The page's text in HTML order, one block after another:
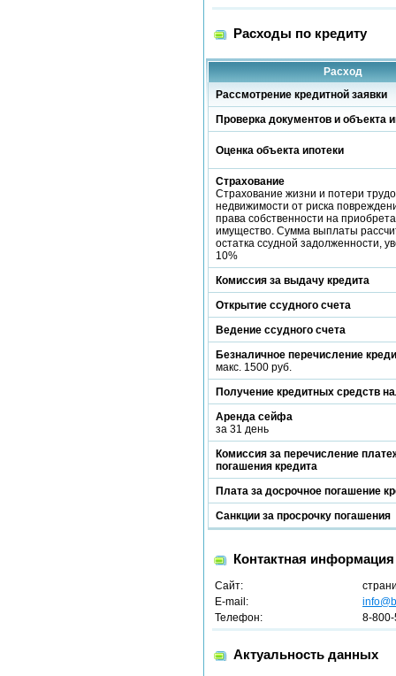
Расходы по кредиту
Расход
Рассмотрение кредитной заявки
Проверка документов и объекта
Оценка объекта ипотеки
Страхование
Страхование жизни и потери
недвижимости от риска
права собственности на
имущество. Сумма выплаты
остатка ссудной задолженности,
10%
Комиссия за выдачу кредита
Открытие ссудного счета
Ведение ссудного счета
Безналичное перечисление
макс. 1500 руб.
Получение кредитных средств
Аренда сейфа
за 31 день
Комиссия за перечисление
погашения кредита
Плата за досрочное погашение
Санкции за просрочку погашения
Контактная информация
Сайт:
E-mail:
Телефон:
8-
Актуальность данных